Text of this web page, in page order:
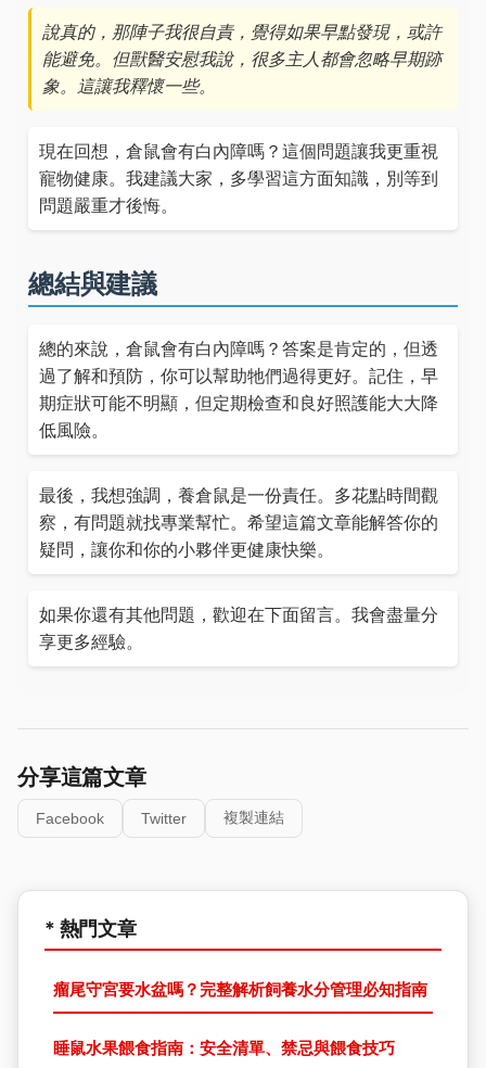
說真的，那陣子我很自責，覺得如果早點發現，或許
能避免。但獸醫安慰我說，很多主人都會忽略早期跡
象。這讓我釋懷一些。
現在回想，倉鼠會有白內障嗎？這個問題讓我更重視
寵物健康。我建議大家，多學習這方面知識，別等到
問題嚴重才後悔。
總結與建議
總的來說，倉鼠會有白內障嗎？答案是肯定的，但透
過了解和預防，你可以幫助牠們過得更好。記住，早
期症狀可能不明顯，但定期檢查和良好照護能大大降
低風險。
最後，我想強調，養倉鼠是一份責任。多花點時間觀
察，有問題就找專業幫忙。希望這篇文章能解答你的
疑問，讓你和你的小夥伴更健康快樂。
如果你還有其他問題，歡迎在下面留言。我會盡量分
享更多經驗。
分享這篇文章
Facebook Twitter 複製連結
* 熱門文章
瘤尾守宮要水盆嗎？完整解析飼養水分管理必知指南
睡鼠水果餵食指南：安全清單、禁忌與餵食技巧